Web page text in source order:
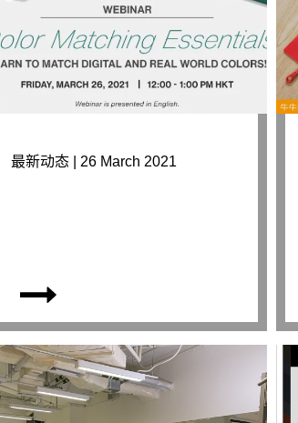
最新动态 | 26 March 2021